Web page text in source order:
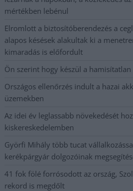
mértékben lebénul
Elromlott a biztosítóberendezés a
alapos késések alakultak ki a
kimaradás is előfordult
Ön szerint hogy készül a
Országos ellenőrzés indult a hazai
üzemekben
Az idei év leglassabb növekedését
kiskereskedelemben
Györfi Mihály több tucat
kerékpárgyár dolgozóinak
41 fok fölé forrósodott az ország,
rekord is megdőlt